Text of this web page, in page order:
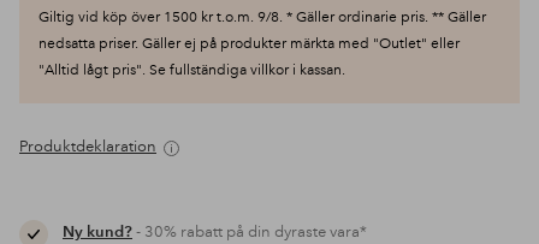
Giltig vid köp över 1500 kr t.o.m. 9/8. * Gäller ordinarie pris. ** Gäller
nedsatta priser. Gäller ej på produkter märkta med "Outlet" eller
"Alltid lågt pris". Se fullständiga villkor i kassan.
Produktdeklaration
Ny kund?- 30% rabatt på din dyraste vara*